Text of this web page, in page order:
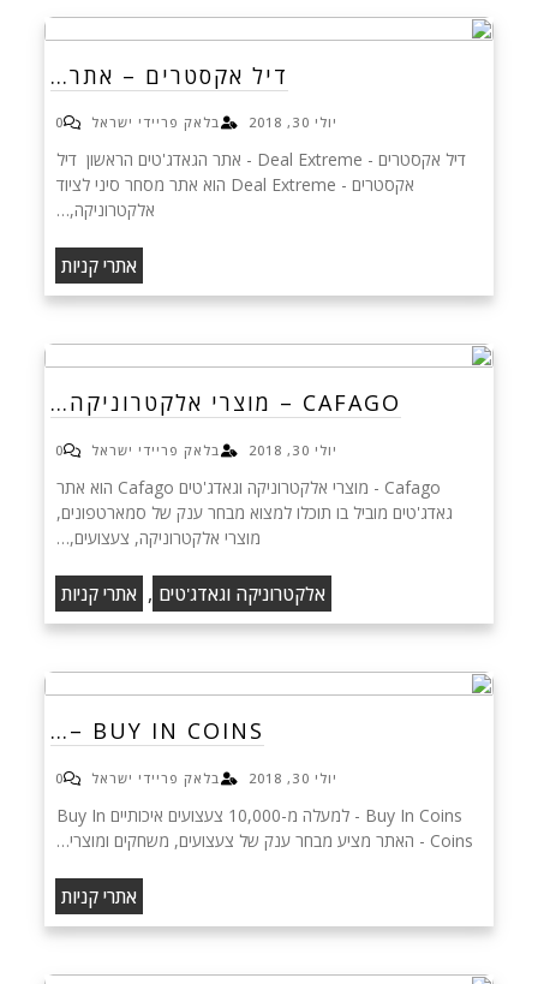
דיל אקסטרים – אתר…
יולי 30, 2018 בלאק פריידי ישראל 0
דיל אקסטרים - Deal Extreme - אתר הגאדג'טים הראשון דיל
אקסטרים - Deal Extreme הוא אתר מסחר סיני לציוד
אלקטרוניקה,…
אתרי קניות
CAFAGO – מוצרי אלקטרוניקה…
יולי 30, 2018 בלאק פריידי ישראל 0
Cafago - מוצרי אלקטרוניקה וגאדג'טים Cafago הוא אתר
גאדג'טים מוביל בו תוכלו למצוא מבחר ענק של סמארטפונים,
מוצרי אלקטרוניקה, צעצועים,…
אלקטרוניקה וגאדג'טים , אתרי קניות
BUY IN COINS –…
יולי 30, 2018 בלאק פריידי ישראל 0
Buy In Coins - למעלה מ-10,000 צעצועים איכותיים Buy In
Coins - האתר מציע מבחר ענק של צעצועים, משחקים ומוצרי…
אתרי קניות